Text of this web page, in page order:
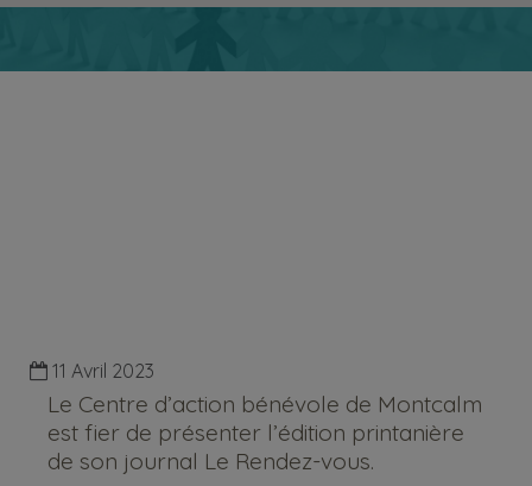
11 Avril 2023
Le Centre d’action bénévole de Montcalm
est fier de présenter l’édition printanière
de son journal Le Rendez-vous.